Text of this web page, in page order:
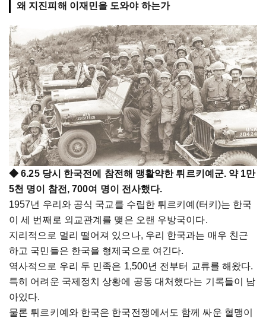
왜 지진피해 이재민을 도와야 하는가
◆ 6.25 당시 한국전에 참전해 맹활약한 튀르키예군. 약 1만
5천 명이 참전, 700여 명이 전사했다.
1957년 우리와 공식 국교를 수립한 튀르키예(터키)는 한국
이 세 번째로 외교관계를 맺은 오랜 우방국이다.
지리적으로 멀리 떨어져 있으나, 우리 한국과는 매우 친근
하고 국민들은 한국을 형제국으로 여긴다.
역사적으로 우리 두 민족은 1,500년 전부터 교류를 해왔다.
특히 어려운 국제정치 상황에 공동 대처했다는 기록들이 남
아있다.
물론 튀르키예와 한국은 한국전쟁에서도 함께 싸운 혈맹이